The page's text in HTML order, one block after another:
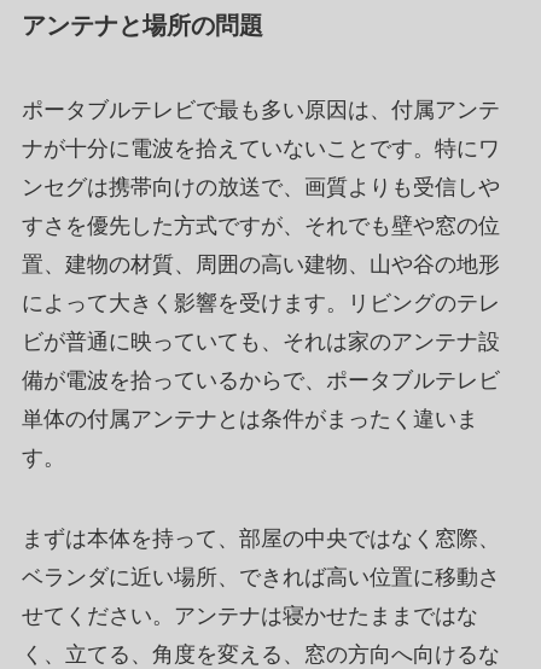
アンテナと場所の問題
ポータブルテレビで最も多い原因は、付属アンテ
ナが十分に電波を拾えていないことです。特にワ
ンセグは携帯向けの放送で、画質よりも受信しや
すさを優先した方式ですが、それでも壁や窓の位
置、建物の材質、周囲の高い建物、山や谷の地形
によって大きく影響を受けます。リビングのテレ
ビが普通に映っていても、それは家のアンテナ設
備が電波を拾っているからで、ポータブルテレビ
単体の付属アンテナとは条件がまったく違いま
す。
まずは本体を持って、部屋の中央ではなく窓際、
ベランダに近い場所、できれば高い位置に移動さ
せてください。アンテナは寝かせたままではな
く、立てる、角度を変える、窓の方向へ向けるな